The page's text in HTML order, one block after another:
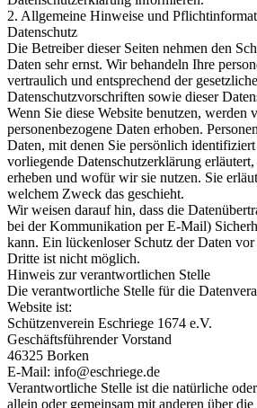
2. Allgemeine Hinweise und
Datenschutz
Die Betreiber dieser Seiten nehmen den
Daten sehr ernst. Wir behandeln Ihre
vertraulich und entsprechend der
Datenschutzvorschriften sowie dieser
Wenn Sie diese Website benutzen, werden
personenbezogene Daten erhoben.
Daten, mit denen Sie persönlich
vorliegende Datenschutzerklärung
erheben und wofür wir sie nutzen. Sie
welchem Zweck das geschieht.
Wir weisen darauf hin, dass die
bei der Kommunikation per E-Mail)
kann. Ein lückenloser Schutz der Daten
Dritte ist nicht möglich.
Hinweis zur verantwortlichen Stelle
Die verantwortliche Stelle für die
Website ist:
Schützenverein Eschriege 1674 e.V.
Geschäftsführender Vorstand
46325 Borken
E-Mail: info@eschriege.de
Verantwortliche Stelle ist die natürliche
allein oder gemeinsam mit anderen über